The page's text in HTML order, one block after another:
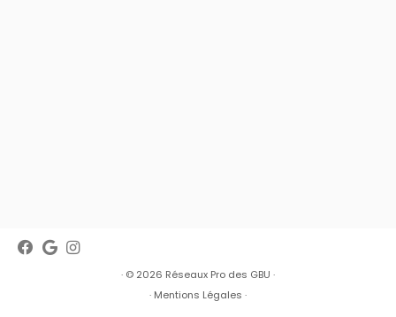
· © 2026 Réseaux Pro des GBU ·
· Mentions Légales ·